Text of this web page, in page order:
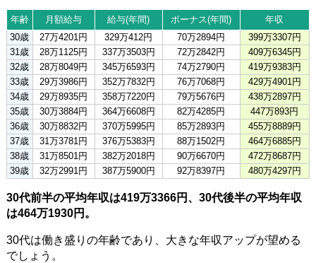
年齢 月額給与 給与(年間) ボーナス(年間)
年収
30歳
27万4201円 329万412円 70万2894円
399万3307円
31歳
28万1125円 337万3503円 72万2842円
409万6345円
32歳
28万8049円 345万6593円 74万2790円
419万9383円
33歳
29万3986円 352万7832円 76万7068円
429万4901円
34歳
29万8935円 358万7220円 79万5676円
438万2897円
35歳
30万3884円 364万6608円 82万4285円
447万893円
36歳
30万8832円 370万5995円 85万2893円
455万8889円
37歳
31万3781円 376万5383円 88万1502円
464万6885円
38歳
31万8501円 382万2018円 90万6670円
472万8687円
39歳
32万2991円 387万5900円 92万8397円 480万4297円
30代前半の平均年収は419万3366円、30代後半の平均年収
は464万1930円。
30代は働き盛りの年齢であり、大きな年収アップが望める
でしょう。